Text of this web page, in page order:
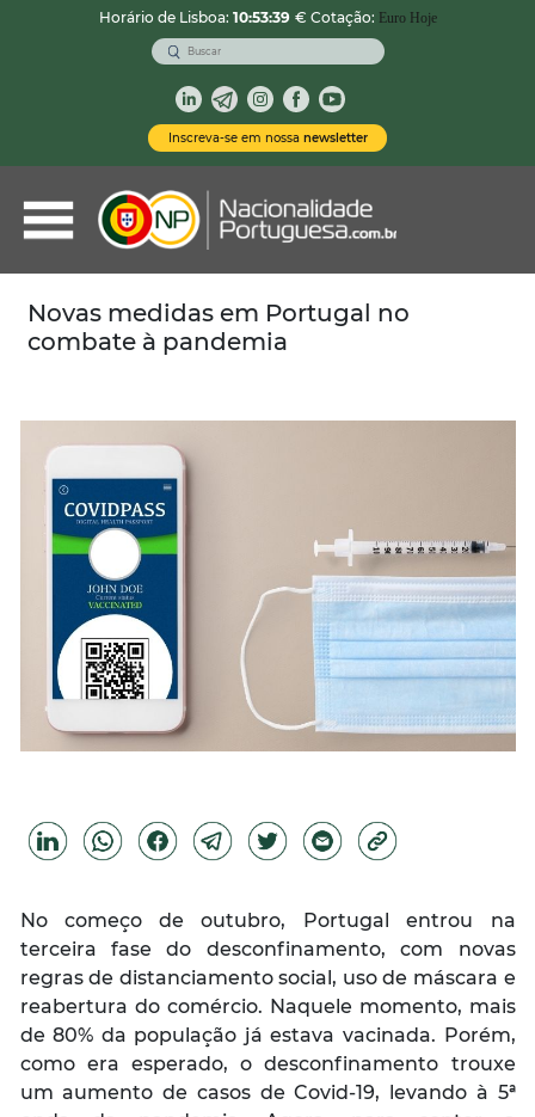
Horário de Lisboa:10:53:41 € Cotação: Euro Hoje
Inscreva-se em nossa newsletter
Nacionalidade Portuguesa
Vistos de Residência
Imóveis em Portugal
Demais Serviços
Novas medidas em Portugal no
combate à pandemia
No começo de outubro, Portugal entrou na
terceira fase do desconfinamento, com novas
regras de distanciamento social, uso de máscara e
reabertura do comércio. Naquele momento, mais
de 80% da população já estava vacinada. Porém,
como era esperado, o desconfinamento trouxe
um aumento de casos de Covid-19, levando à 5ª